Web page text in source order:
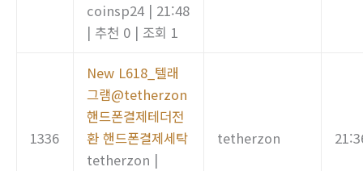
coinsp24 | 21:48
| 추천 0 | 조회 1
1336
New L618_텔래
그램@tetherzon
핸드폰결제테더전
환 핸드폰결제세탁
tetherzon |
tetherzon